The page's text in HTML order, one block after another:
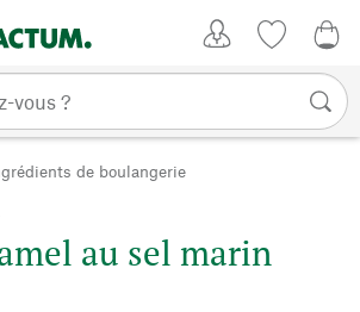
de boulangerie
au sel marin